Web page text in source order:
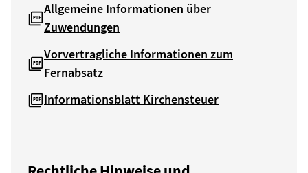
Allgemeine Informationen über
Zuwendungen
Vorvertragliche Informationen zum
Fernabsatz
Informationsblatt Kirchensteuer